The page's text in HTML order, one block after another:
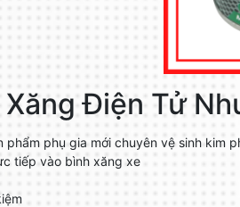
Điện Tử
phụ gia mới chuyên vệ sinh kim
tiếp vào bình xăng xe